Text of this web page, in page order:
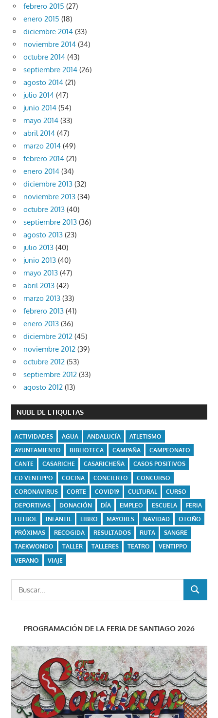
febrero 2015 (27)
enero 2015 (18)
diciembre 2014 (33)
noviembre 2014 (34)
octubre 2014 (43)
septiembre 2014 (26)
agosto 2014 (21)
julio 2014 (47)
junio 2014 (54)
mayo 2014 (33)
abril 2014 (47)
marzo 2014 (49)
febrero 2014 (21)
enero 2014 (34)
diciembre 2013 (32)
noviembre 2013 (34)
octubre 2013 (40)
septiembre 2013 (36)
agosto 2013 (23)
julio 2013 (40)
junio 2013 (40)
mayo 2013 (47)
abril 2013 (42)
marzo 2013 (33)
febrero 2013 (41)
enero 2013 (36)
diciembre 2012 (45)
noviembre 2012 (39)
octubre 2012 (53)
septiembre 2012 (33)
agosto 2012 (13)
NUBE DE ETIQUETAS
ACTIVIDADES AGUA ANDALUCÍA
ATLETISMO
AYUNTAMIENTO
BIBLIOTECA CAMPAÑA
CAMPEONATO
CANTE
CASARICHE CASARICHEÑA
CASOS POSITIVOS
CD VENTIPPO
COCINA CONCIERTO
CONCURSO
CORONAVIRUS
CORTE COVID19 CULTURAL
CURSO
DEPORTIVAS
DONACIÓN DÍA EMPLEO ESCUELA
FERIA
FUTBOL
INFANTIL LIBRO MAYORES NAVIDAD
OTOÑO
PRÓXIMAS
RECOGIDA RESULTADOS RUTA
SANGRE
TAEKWONDO
TALLER TALLERES TEATRO
VENTIPPO
VERANO
VIAJE
BUSCAR
PROGRAMACIÓN DE LA FERIA DE SANTIAGO 2026